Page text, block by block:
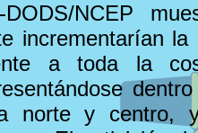
NCEP
incrementarían la
a toda la
norte y centro, y